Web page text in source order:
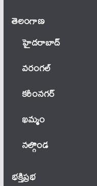
తెలంగాణ‌
హైదరాబాద్
వ‌రంగ‌ల్
కరీంనగర్
ఖ‌మ్మం
నల్గొండ
భక్తిప్రభ